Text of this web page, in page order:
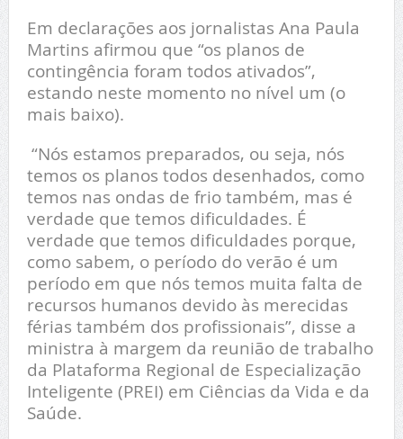
Em declarações aos jornalistas Ana Paula
Martins afirmou que “os planos de
contingência foram todos ativados”,
estando neste momento no nível um (o
mais baixo).
“Nós estamos preparados, ou seja, nós
temos os planos todos desenhados, como
temos nas ondas de frio também, mas é
verdade que temos dificuldades. É
verdade que temos dificuldades porque,
como sabem, o período do verão é um
período em que nós temos muita falta de
recursos humanos devido às merecidas
férias também dos profissionais”, disse a
ministra à margem da reunião de trabalho
da Plataforma Regional de Especialização
Inteligente (PREI) em Ciências da Vida e da
Saúde.